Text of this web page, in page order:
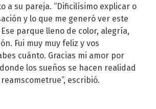
a su pareja. “Dificilísimo explicar o
y lo que me generó ver este
parque lleno de color, alegría,
Fui muy muy feliz y vos
cuánto. Gracias mi amor por
los sueños se hacen realidad
escribió.